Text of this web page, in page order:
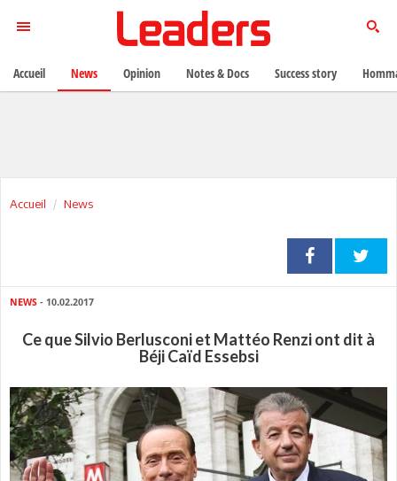
Accueil News
NEWS - 10.02.2017
Ce que Silvio Berlusconi et Mattéo Renzi ont dit à
Béji Caïd Essebsi
Accueil News Opinion Notes & Docs Success story